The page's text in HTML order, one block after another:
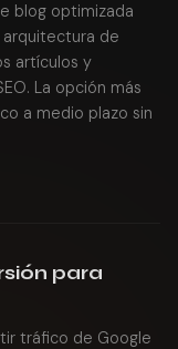
blog optimizada
arquitectura de
artículos y
La opción más
a medio plazo sin
para
tráfico de Google